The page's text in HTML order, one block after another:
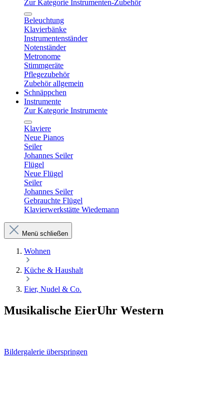
Zur Kategorie Instrumenten-Zubehör
Beleuchtung
Klavierbänke
Instrumentenständer
Notenständer
Metronome
Stimmgeräte
Pflegezubehör
Zubehör allgemein
Schnäppchen
Instrumente
Zur Kategorie Instrumente
Klaviere
Neue Pianos
Seiler
Johannes Seiler
Flügel
Neue Flügel
Seiler
Johannes Seiler
Gebrauchte Flügel
Klavierwerkstätte Wiedemann
Menü schließen
Wohnen
Küche & Haushalt
Eier, Nudel & Co.
Musikalische EierUhr Western
Bildergalerie überspringen